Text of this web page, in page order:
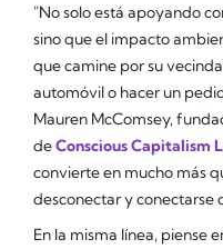
"No solo está apoyando
sino que el impacto
que camine por su
automóvil o hacer un
Mauren McComsey,
deConscious Capitalism
convierte en mucho más
desconectar y conectarse
En la misma línea, piense